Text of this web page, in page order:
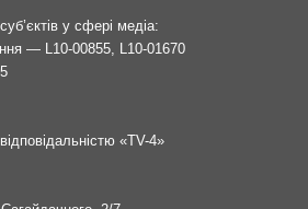
у сфері медіа:
— L10-00855, L10-01670
«TV-4»